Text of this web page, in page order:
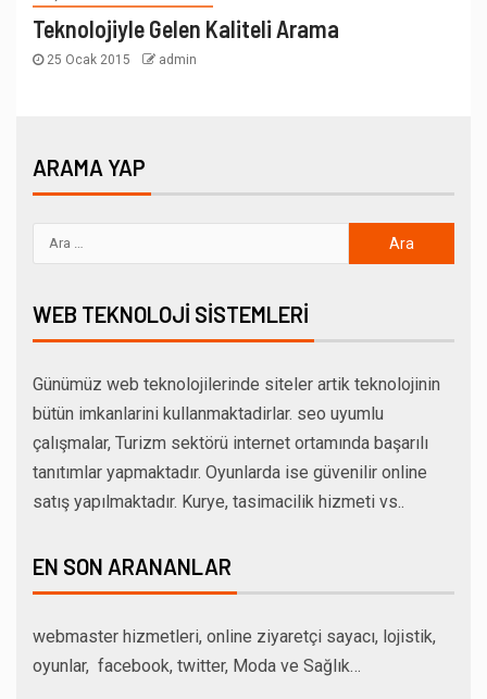
Teknolojiyle Gelen Kaliteli Arama
25 Ocak 2015 admin
ARAMA YAP
WEB TEKNOLOJI SISTEMLERI
Günümüz web teknolojilerinde siteler artik teknolojinin
bütün imkanlarini kullanmaktadirlar. seo uyumlu
çalışmalar, Turizm sektörü internet ortamında başarılı
tanıtımlar yapmaktadır. Oyunlarda ise güvenilir online
satış yapılmaktadır. Kurye, tasimacilik hizmeti vs..
EN SON ARANANLAR
webmaster hizmetleri, online ziyaretçi sayacı, lojistik,
oyunlar, facebook, twitter, Moda ve Sağlık…